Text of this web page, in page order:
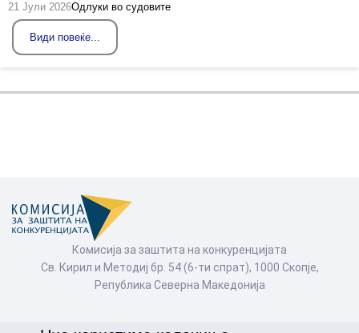
21 Јули 2026Одлуки во судовите
Види повеќе...
Комисија за заштита на конкуренцијата
Св. Кирил и Методиј бр. 54 (6-ти спрат), 1000 Скопје,
Република Северна Македонија